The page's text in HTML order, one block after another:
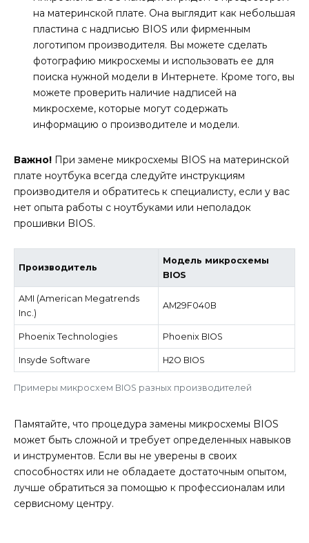
на материнской плате. Она выглядит как небольшая
пластина с надписью BIOS или фирменным
логотипом производителя. Вы можете сделать
фотографию микросхемы и использовать ее для
поиска нужной модели в Интернете. Кроме того, вы
можете проверить наличие надписей на
микросхеме, которые могут содержать
информацию о производителе и модели.
Важно! При замене микросхемы BIOS на материнской
плате ноутбука всегда следуйте инструкциям
производителя и обратитесь к специалисту, если у вас
нет опыта работы с ноутбуками или неполадок
прошивки BIOS.
Примеры микросхем BIOS разных производителей
Производитель
Модель микросхемы
BIOS
AMI (American Megatrends
Inc.)
AM29F040B
Phoenix Technologies Phoenix BIOS
Insyde Software H2O BIOS
Памятайте, что процедура замены микросхемы BIOS
может быть сложной и требует определенных навыков
и инструментов. Если вы не уверены в своих
способностях или не обладаете достаточным опытом,
лучше обратиться за помощью к профессионалам или
сервисному центру.